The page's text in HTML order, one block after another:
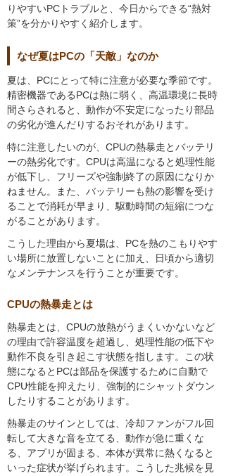
りやすいPCトラブルと、今日からできる“熱対
策”を分かりやすく紹介します。
なぜ夏はPCの「天敵」なのか
夏は、PCにとって特に注意が必要な季節です。
精密機器であるPCは熱に弱く、高温環境に長時
間さらされると、動作が不安定になったり部品
の劣化が進んだりするおそれがあります。
特に注意したいのが、CPUの熱暴走とバッテリ
ーの熱劣化です。CPUは高温になると処理性能
が低下し、フリーズや強制終了の原因になりか
ねません。また、バッテリーも熱の影響を受け
ることで消耗が早まり、駆動時間の短縮につな
がることがあります。
こうした理由から夏場は、PCを熱のこもりやす
い場所に放置しないことに加え、日頃から適切
なメンテナンスを行うことが重要です。
CPUの熱暴走とは
熱暴走とは、CPUの放熱がうまくいかないなど
の理由で許容温度を超過し、処理性能の低下や
動作不良を引き起こす状態を指します。この状
態になるとPCは部品を保護するために自動で
CPU性能を抑えたり、強制的にシャットダウン
したりすることがあります。
熱暴走のサインとしては、冷却ファンがフル回
転して大きな音を立てる、動作が急に重くな
る、アプリが固まる、本体が異常に熱くなると
いった症状が挙げられます。こうした兆候を見